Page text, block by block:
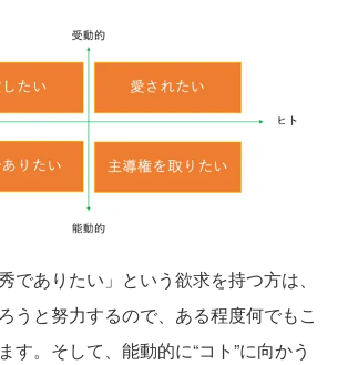
でありたい」という欲求を持つ方は、
うと努力するので、ある程度何でもこ
す。そして、能動的に“コト”に向かう